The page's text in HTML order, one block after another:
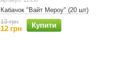
Кабачок "Вайт Мероу" (20 шт)
13 грн
12 грн Купити